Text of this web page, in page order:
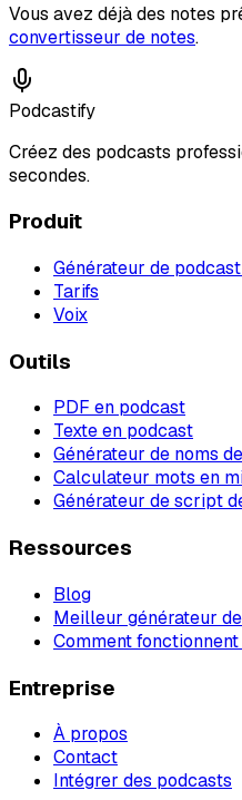
Vous avez déjà des notes
convertisseur de notes.
Podcastify
Créez des podcasts
secondes.
Produit
Générateur de
Tarifs
Voix
Outils
PDF en podcast
Texte en podcast
Générateur de noms
Calculateur mots en
Générateur de script
Ressources
Blog
Meilleur générateur
Comment
Entreprise
À propos
Contact
Intégrer des podcasts